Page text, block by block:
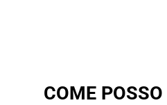
COME